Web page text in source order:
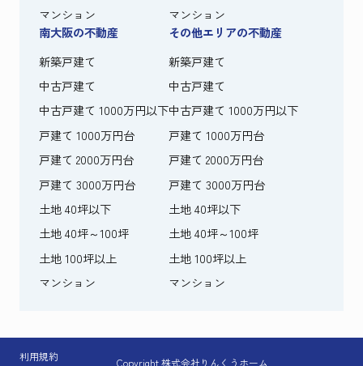
マンション
マンション
南大阪の不動産
新築戸建て
中古戸建て
中古戸建て 1000万円以下
戸建て 1000万円台
戸建て 2000万円台
戸建て 3000万円台
土地 40坪以下
土地 40坪～100坪
土地 100坪以上
マンション
その他エリアの不動産
新築戸建て
中古戸建て
中古戸建て 1000万円以下
戸建て 1000万円台
戸建て 2000万円台
戸建て 3000万円台
土地 40坪以下
土地 40坪～100坪
土地 100坪以上
マンション
利用規約 Copyright 株式会社りんくうホーム